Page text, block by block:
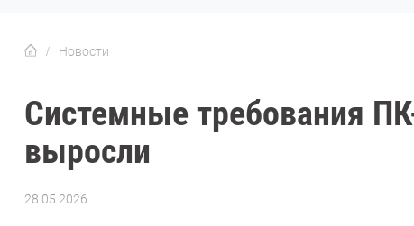
Новости
Системные требования
выросли
28.05.2026